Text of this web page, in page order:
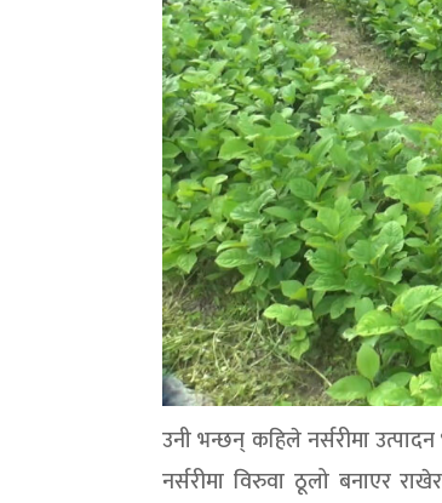
उनी भन्छन् कहिले नर्सरीमा
नर्सरीमा विरुवा ठूलो बनाएर